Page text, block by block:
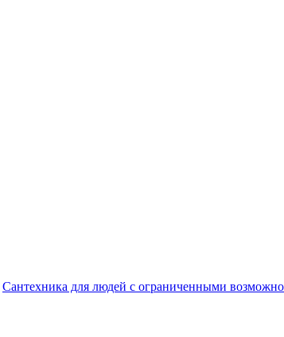
Сантехника для людей с ограниченными